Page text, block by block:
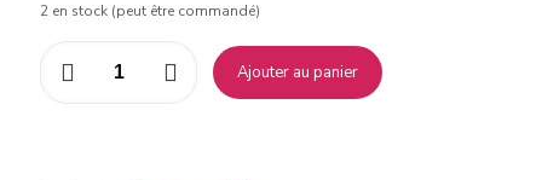
2 en stock (peut être commandé)
de
Ajouter au panier